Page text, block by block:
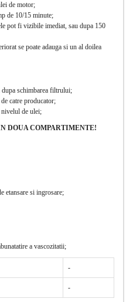
de motor;
de 10/15 minute;
pot fi vizibile imediat, sau dupa 150
se poate adauga si un al doilea
schimbarea filtrului;
catre producator;
de ulei;
DOUA COMPARTIMENTE!
etansare si ingrosare;
a vascozitatii;
-
-